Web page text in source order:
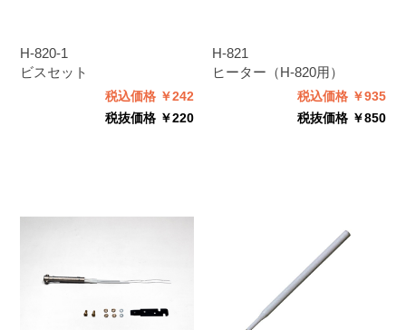
H-820-1
ビスセット
税込価格 ￥242
税抜価格 ￥220
H-821
ヒーター（H-820用）
税込価格 ￥935
税抜価格 ￥850